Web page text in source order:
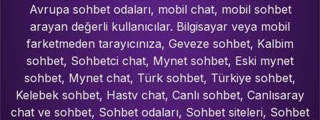
Avrupa sohbet odaları, mobil chat, mobil sohbet
arayan değerli kullanıcılar. Bilgisayar veya mobil
farketmeden tarayıcınıza, Geveze sohbet, Kalbim
sohbet, Sohbetci chat, Mynet sohbet, Eski mynet
sohbet, Mynet chat, Türk sohbet, Türkiye sohbet,
Kelebek sohbet, Hastv chat, Canlı sohbet, Canlısaray
chat ve sohbet, Sohbet odaları, Sohbet siteleri, Sohbet